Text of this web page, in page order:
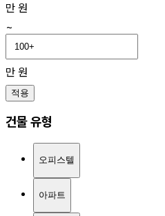
만 원
~
만 원
적용
건물 유형
오피스텔
아파트